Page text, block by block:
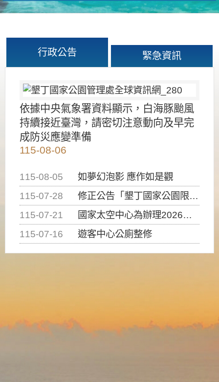
行政公告 緊急資訊
依據中央氣象署資料顯示，白海豚颱風
持續接近臺灣，請密切注意動向及早完
成防災應變準備
115-08-06
115-08-05
如夢幻泡影 應作如是觀
115-07-28
修正公告「墾丁國家公園限制水域遊憩活動之種類、範圍、時間及行為」，自即日生效。
115-07-21
國家太空中心為辦理2026台灣盃火箭競賽，陸、海、空域警戒及協調相關事宜，因颱風備案事宜
115-07-16
遊客中心公廁整修